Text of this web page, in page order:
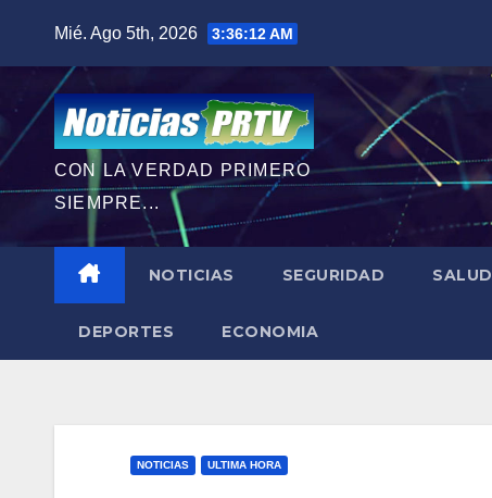
contenido
Mié. Ago 5th, 2026 3:36:14 AM
CON LA VERDAD PRIMERO
SIEMPRE...
NOTICIAS SEGURIDAD SALUD
DEPORTES ECONOMIA
NOTICIAS ULTIMA HORA